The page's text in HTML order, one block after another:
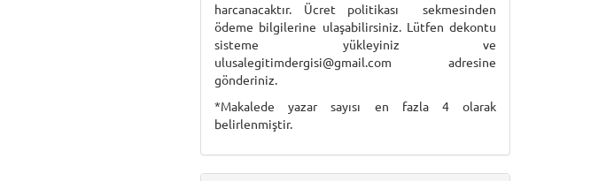
harcanacaktır. Ücret politikası sekmesinden
ödeme bilgilerine ulaşabilirsiniz. Lütfen dekontu
sisteme yükleyiniz ve
ulusalegitimdergisi@gmail.com adresine
gönderiniz.
*Makalede yazar sayısı en fazla 4 olarak
belirlenmiştir.